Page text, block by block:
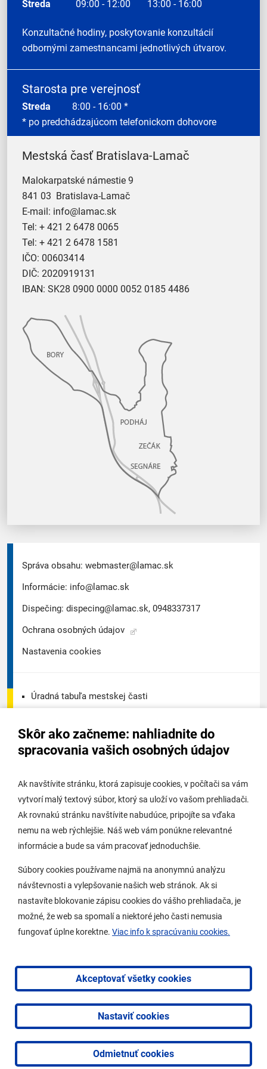
Skôr ako začneme: nahliadnite do
spracovania vašich osobných údajov
Ak navštívite stránku, ktorá zapisuje cookies, v počítači sa vám
vytvorí malý textový súbor, ktorý sa uloží vo vašom prehliadači.
Ak rovnakú stránku navštívite nabudúce, pripojíte sa vďaka
nemu na web rýchlejšie. Náš web vám ponúkne relevantné
informácie a bude sa vám pracovať jednoduchšie.
Súbory cookies používame najmä na anonymnú analýzu
návštevnosti a vylepšovanie našich web stránok. Ak si
nastavíte blokovanie zápisu cookies do vášho prehliadača, je
možné, že web sa spomalí a niektoré jeho časti nemusia
fungovať úplne korektne. Viac info k spracúvaniu cookies.
Akceptovať všetky cookies
Nastaviť cookies
Odmietnuť cookies
Streda 09:00 - 12:00 13:00 - 16:00
Konzultačné hodiny, poskytovanie konzultácií
odbornými zamestnancami jednotlivých útvarov.
Starosta pre verejnosť
Streda 8:00 - 16:00 *
* po predchádzajúcom telefonickom dohovore
Mestská časť Bratislava-Lamač
Malokarpatské námestie 9
841 03 Bratislava-Lamač
E-mail: info@lamac.sk
Tel: + 421 2 6478 0065
Tel: + 421 2 6478 1581
IČO: 00603414
DIČ: 2020919131
IBAN: SK28 0900 0000 0052 0185 4486
Správa obsahu: webmaster@lamac.sk
Informácie: info@lamac.sk
Dispečing: dispecing@lamac.sk, 0948337317
Ochrana osobných údajov
Nastavenia cookies
Úradná tabuľa mestskej časti
Úradná tabuľa stavebného úradu
Potrebujem vybaviť
Samospráva
O Lamači
Mobilná aplikácia
Kontakty
Vyhlásenie o prístupnosti
2026 © Mestská časť Bratislava-Lamač|Tvorba web
stránok
aredakčný systém odAlejTech, spol. s r.o.